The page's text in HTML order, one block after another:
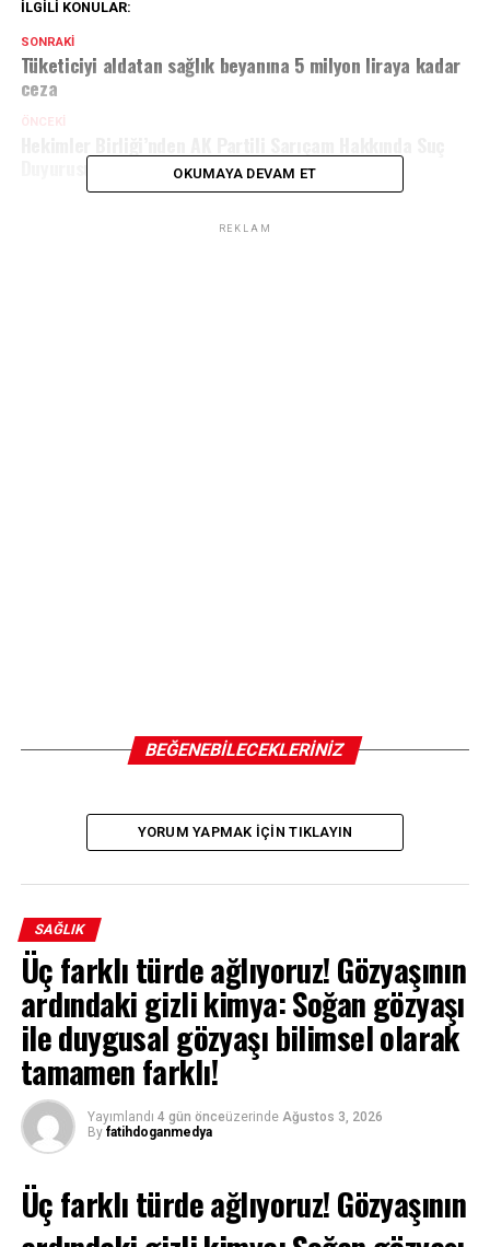
İLGILI KONULAR:
SONRAKI
Tüketiciyi aldatan sağlık beyanına 5 milyon liraya kadar
ceza
ÖNCEKI
Duyurusu: “Şiddet Çağrısı Kabul Edilemez”
OKUMAYA DEVAM ET
REKLAM
BEĞENEBILECEKLERINIZ
YORUM YAPMAK IÇIN TIKLAYIN
SAĞLIK
Üç farklı türde ağlıyoruz! Gözyaşının
ardındaki gizli kimya: Soğan gözyaşı
ile duygusal gözyaşı bilimsel olarak
tamamen farklı!
Yayımlandı 4 gün önceüzerinde Ağustos 3, 2026
By fatihdoganmedya
Üç farklı türde ağlıyoruz! Gözyaşının